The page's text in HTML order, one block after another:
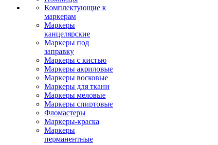
Комплектующие к
маркерам
Маркеры
канцелярские
Маркеры под
заправку
Маркеры с кистью
Маркеры акриловые
Маркеры восковые
Маркеры для ткани
Маркеры меловые
Маркеры спиртовые
Фломастеры
Маркеры-краска
Маркеры
перманентные